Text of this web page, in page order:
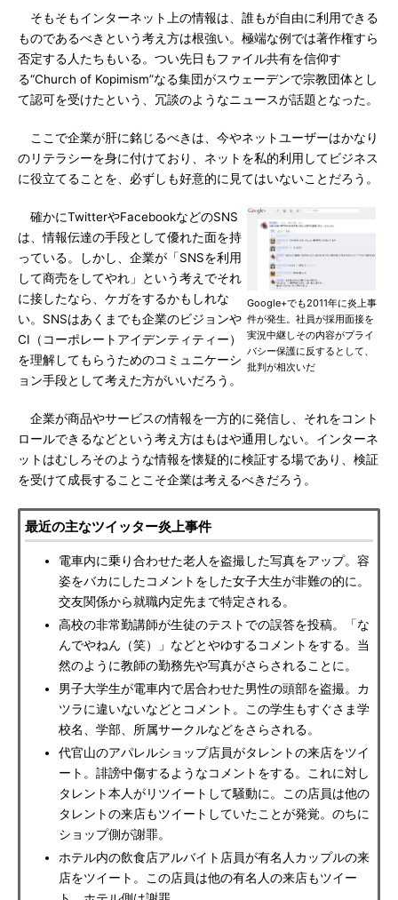
そもそもインターネット上の情報は、誰もが自由に利用できる
ものであるべきという考え方は根強い。極端な例では著作権すら
否定する人たちもいる。つい先日もファイル共有を信仰す
る“Church of Kopimism”なる集団がスウェーデンで宗教団体とし
て認可を受けたという、冗談のようなニュースが話題となった。
ここで企業が肝に銘じるべきは、今やネットユーザーはかなり
のリテラシーを身に付けており、ネットを私的利用してビジネス
に役立てることを、必ずしも好意的に見てはいないことだろう。
Google+でも2011年に炎上事
件が発生。社員が採用面接を
実況中継しその内容がプライ
バシー保護に反するとして、
批判が相次いだ
確かにTwitterやFacebookなどのSNS
は、情報伝達の手段として優れた面を持
っている。しかし、企業が「SNSを利用
して商売をしてやれ」という考えでそれ
に接したなら、ケガをするかもしれな
い。SNSはあくまでも企業のビジョンや
CI（コーポレートアイデンティティー）
を理解してもらうためのコミュニケーシ
ョン手段として考えた方がいいだろう。
企業が商品やサービスの情報を一方的に発信し、それをコント
ロールできるなどという考え方はもはや通用しない。インターネ
ットはむしろそのような情報を懐疑的に検証する場であり、検証
を受けて成長することこそ企業は考えるべきだろう。
最近の主なツイッター炎上事件
電車内に乗り合わせた老人を盗撮した写真をアップ。容
姿をバカにしたコメントをした女子大生が非難の的に。
交友関係から就職内定先まで特定される。
高校の非常勤講師が生徒のテストでの誤答を投稿。「な
んでやねん（笑）」などとやゆするコメントをする。当
然のように教師の勤務先や写真がさらされることに。
男子大学生が電車内で居合わせた男性の頭部を盗撮。カ
ツラに違いないなどとコメント。この学生もすぐさま学
校名、学部、所属サークルなどをさらされる。
代官山のアパレルショップ店員がタレントの来店をツイ
ート。誹謗中傷するようなコメントをする。これに対し
タレント本人がリツイートして騒動に。この店員は他の
タレントの来店もツイートしていたことが発覚。のちに
ショップ側が謝罪。
ホテル内の飲食店アルバイト店員が有名人カップルの来
店をツイート。この店員は他の有名人の来店もツイー